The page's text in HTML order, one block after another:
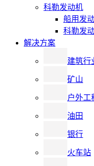
科勒发动机
船用发
科勒发
解决方案
建筑行
矿山
户外工
油田
银行
火车站